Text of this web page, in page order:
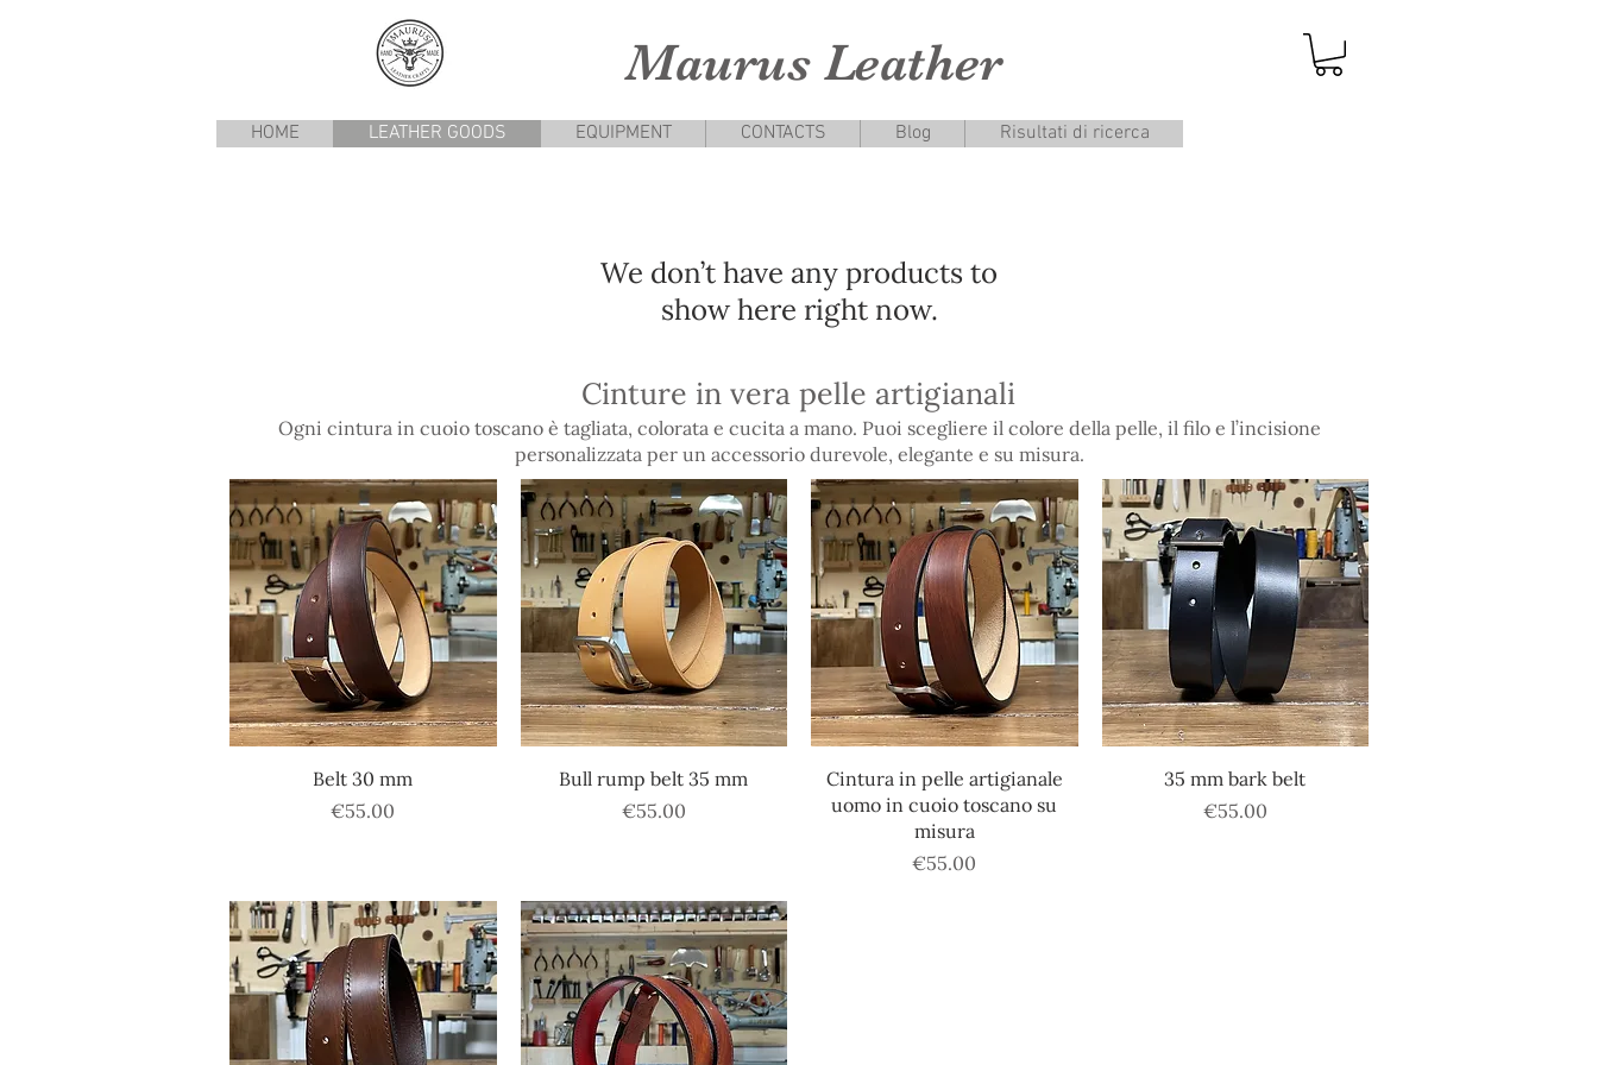
Maurus Leather
HOME LEATHER GOODS EQUIPMENT CONTACTS Blog Risultati di ricerca
We don’t have any products to
show here right now.
Cinture in vera pelle artigianali
Ogni cintura in cuoio toscano è tagliata, colorata e cucita a mano. Puoi scegliere il colore della pelle, il filo e l’incisione
personalizzata per un accessorio durevole, elegante e su misura.
Quick View
Belt 30 mm
Price
€55.00
Quick View
Bull rump belt 35 mm
Price
€55.00
Quick View
Cintura in pelle artigianale
uomo in cuoio toscano su
misura
Price
€55.00
Quick View
35 mm bark belt
Price
€55.00